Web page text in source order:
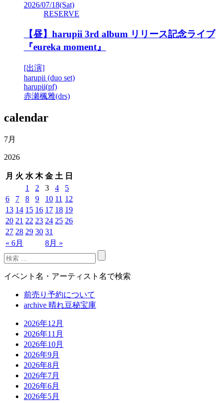
2026/07/18(Sat)
RESERVE
【昼】harupii 3rd album リリース記念ライブ
『eureka moment』
[出演]
harupii (duo set)
harupii(pf)
赤瀬楓雅(drs)
calendar
7月
2026
月 火 水 木 金 土 日
« 6月 8月 »
1 2 3 4
5
6
7 8 9 10 11 12
13 14 15 16 17 18 19
20 21 22 23 24 25 26
27 28 29 30 31
イベント名・アーティスト名で検索
前売り予約について
archive 晴れ豆秘宝庫
2026年12月
2026年11月
2026年10月
2026年9月
2026年8月
2026年7月
2026年6月
2026年5月